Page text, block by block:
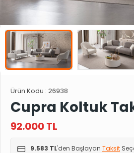
Ürün Kodu : 26938
Cupra Koltuk
92.000TL
9.583 TL'den Başlayan Taksit